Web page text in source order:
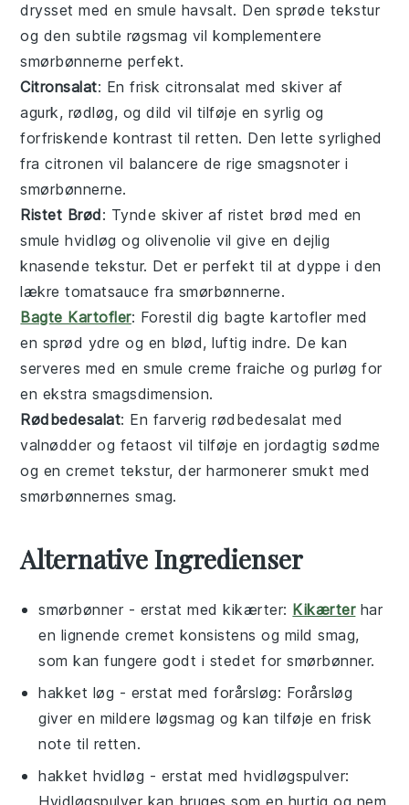
drysset med en smule havsalt. Den sprøde tekstur
og den subtile røgsmag vil komplementere
smørbønnerne perfekt.
Citronsalat: En friskcitronsalat med skiver af
agurk, rødløg, ogdild vil tilføje en syrlig og
forfriskende kontrast til retten. Den lette syrlighed
fracitronen vil balancere de rige smagsnoter i
smørbønnerne.
Ristet Brød: Tynde skiver af ristet brød med en
smulehvidløg og olivenolie vil give en dejlig
knasende tekstur. Det er perfekt til at dyppe i den
lækre tomatsauce fra smørbønnerne.
Bagte Kartofler: Forestil dig bagte kartofler med
en sprød ydre og en blød, luftig indre. De kan
serveres med en smulecreme fraiche og purløg for
en ekstra smagsdimension.
Rødbedesalat: En farverigrødbedesalat med
valnødder og fetaost vil tilføje en jordagtig sødme
og en cremet tekstur, der harmonerer smukt med
smørbønnernes smag.
Alternative Ingredienser
smørbønner - erstat medkikærter: Kikærterhar
en lignende cremet konsistens og mild smag,
som kan fungere godt i stedet for smørbønner.
hakket løg - erstat medforårsløg: Forårsløg
giver en mildere løgsmag og kan tilføje en frisk
note til retten.
hakket hvidløg - erstat medhvidløgspulver:
Hvidløgspulver kan bruges som en hurtig og nem